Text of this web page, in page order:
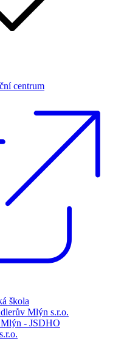
centrum
škola
Mlýn s.r.o.
- JSDHO